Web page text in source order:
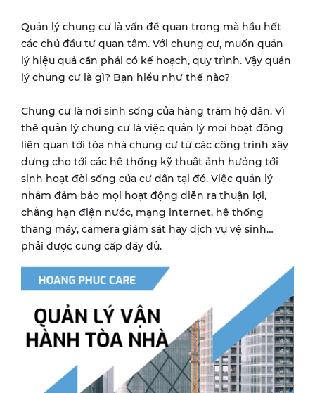
Quản lý chung cư là vấn đề quan trọng mà hầu hết
các chủ đầu tư quan tâm. Với chung cư, muốn quản
lý hiệu quả cần phải có kế hoạch, quy trình. Vậy quản
lý chung cư là gì? Bạn hiểu như thế nào?
Chung cư là nơi sinh sống của hàng trăm hộ dân. Vì
thế quản lý chung cư là việc quản lý mọi hoạt động
liên quan tới tòa nhà chung cư từ các công trình xây
dựng cho tới các hệ thống kỹ thuật ảnh hưởng tới
sinh hoạt đời sống của cư dân tại đó. Việc quản lý
nhằm đảm bảo mọi hoạt động diễn ra thuận lợi,
chẳng hạn điện nước, mạng internet, hệ thống
thang máy, camera giám sát hay dịch vụ vệ sinh…
phải được cung cấp đầy đủ.